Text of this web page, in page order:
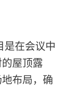
是在会议中
屋顶露
布局，确